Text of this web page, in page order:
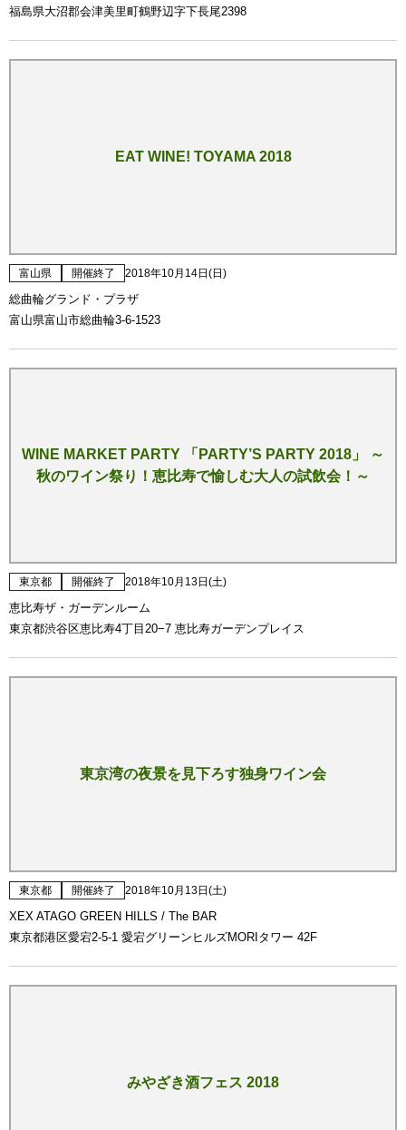
福島県大沼郡会津美里町鶴野辺字下長尾2398
EAT WINE! TOYAMA 2018
富山県 開催終了 2018年10月14日(日)
総曲輪グランド・プラザ
富山県富山市総曲輪3-6-1523
WINE MARKET PARTY 「PARTY’S PARTY 2018」 ～
秋のワイン祭り！恵比寿で愉しむ大人の試飲会！～
東京都 開催終了 2018年10月13日(土)
恵比寿ザ・ガーデンルーム
東京都渋谷区恵比寿4丁目20−7 恵比寿ガーデンプレイス
東京湾の夜景を見下ろす独身ワイン会
東京都 開催終了 2018年10月13日(土)
XEX ATAGO GREEN HILLS / The BAR
東京都港区愛宕2-5-1 愛宕グリーンヒルズMORIタワー 42F
みやざき酒フェス 2018